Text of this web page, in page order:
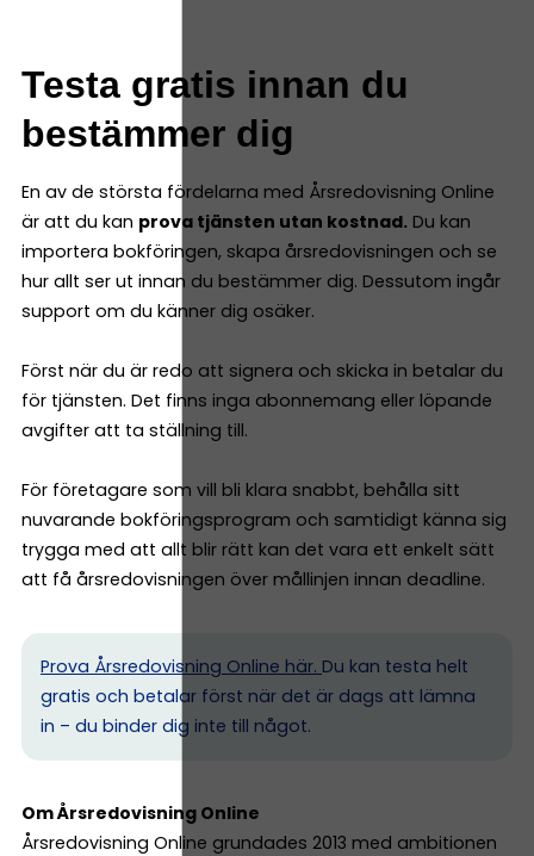
Testa gratis innan du
bestämmer dig
En av de största fördelarna med Årsredovisning Online
är att du kan prova tjänsten utan kostnad. Du kan
importera bokföringen, skapa årsredovisningen och se
hur allt ser ut innan du bestämmer dig. Dessutom ingår
support om du känner dig osäker.
Först när du är redo att signera och skicka in betalar du
för tjänsten. Det finns inga abonnemang eller löpande
avgifter att ta ställning till.
För företagare som vill bli klara snabbt, behålla sitt
nuvarande bokföringsprogram och samtidigt känna sig
trygga med att allt blir rätt kan det vara ett enkelt sätt
att få årsredovisningen över mållinjen innan deadline.
Prova Årsredovisning Online här. Du kan testa helt
gratis och betalar först när det är dags att lämna
in – du binder dig inte till något.
Om Årsredovisning Online
Årsredovisning Online grundades 2013 med ambitionen